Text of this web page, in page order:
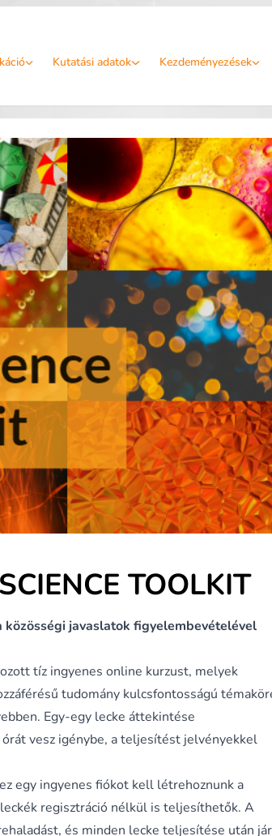
Kutatási adatok Kezdeményezések
TOOLKIT
javaslatok figyelembevételével
tíz ingyenes online kurzust, melyek
tudomány kulcsfontosságú
Egy-egy lecke áttekintése
vesz igénybe, a teljesítést jelvényekkel
egy ingyenes fiókot kell létrehoznunk a
regisztráció nélkül is teljesíthetők. A
és minden lecke teljesítése után